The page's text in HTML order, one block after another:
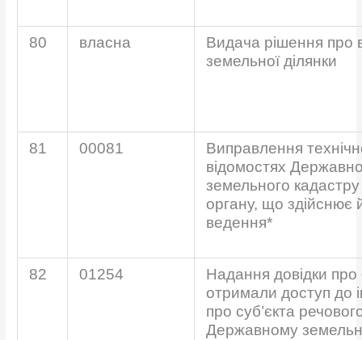
80 власна
Видача рішення про
земельної ділянки
81 00081
Виправлення
відомостях
земельного
органу, що здійснює
ведення*
82 01254
Надання довідки про
отримали доступ до
про суб’єкта
Державному